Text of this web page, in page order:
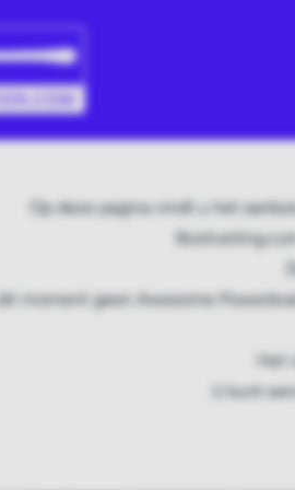
Op deze pagina vindt u het
moment geen Awesome
Het
U kunt